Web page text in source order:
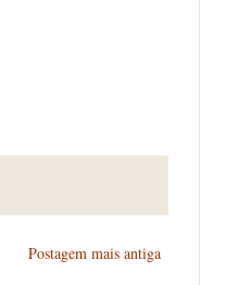
Postagem mais antiga